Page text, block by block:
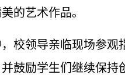
的艺术作品。
校领导亲临现场参
鼓励学生们继续保